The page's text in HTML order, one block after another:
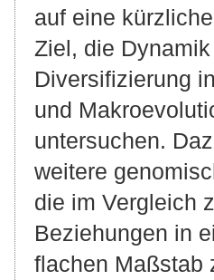
auf eine
Ziel, die
Diversifizierung
und
untersuchen.
weitere
die im Vergleich
Beziehungen in
flachen Maßstab